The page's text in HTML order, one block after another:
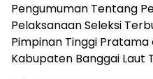
Pengumuman Tentang
Pelaksanaan Seleksi
Pimpinan Tinggi
Kabupaten Banggai Laut